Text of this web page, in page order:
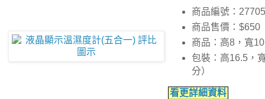
商品編號：
商品售價：$650
商品：高8，寬
包裝：高16.5，
分）
看更詳細資料